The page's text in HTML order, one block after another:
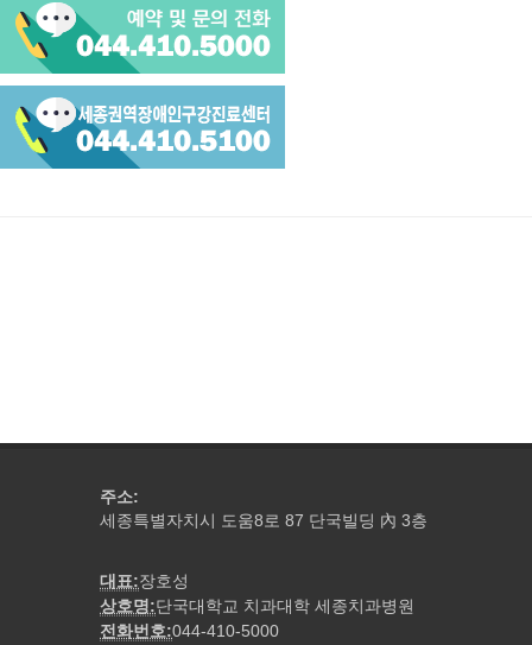
주소:
세종특별자치시 도움8로 87 단국빌딩 內 3층
대표:장호성
상호명:단국대학교 치과대학 세종치과병원
전화번호:044-410-5000